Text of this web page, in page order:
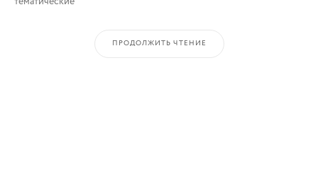
ПРОДОЛЖИТЬ ЧТЕНИЕ